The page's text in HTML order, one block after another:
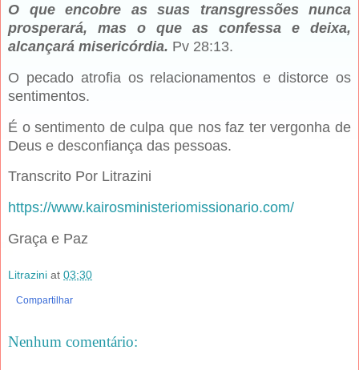
O que encobre as suas transgressões nunca
prosperará, mas o que as confessa e deixa,
alcançará misericórdia. Pv 28:13.
O pecado atrofia os relacionamentos e distorce os
sentimentos.
É o sentimento de culpa que nos faz ter vergonha de
Deus e desconfiança das pessoas.
Transcrito Por Litrazini
https://www.kairosministeriomissionario.com/
Graça e Paz
Litrazini at 03:30
Compartilhar
Nenhum comentário: